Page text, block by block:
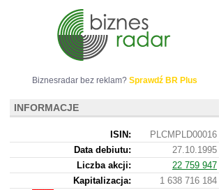
Biznesradar bez reklam? Sprawdź BR Plus
INFORMACJE
ISIN:
PLCMPLD00016
Data debiutu:
27.10.1995
Liczba akcji:
22 759 947
Kapitalizacja:
1 638 716 184